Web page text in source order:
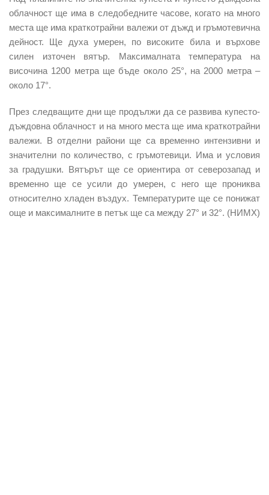
облачност ще има в следобедните часове, когато на много
места ще има краткотрайни валежи от дъжд и гръмотевична
дейност. Ще духа умерен, по високите била и върхове
силен източен вятър. Максималната температура на
височина 1200 метра ще бъде около 25°, на 2000 метра –
около 17°.
През следващите дни ще продължи да се развива купесто-
дъждовна облачност и на много места ще има краткотрайни
валежи. В отделни райони ще са временно интензивни и
значителни по количество, с гръмотевици. Има и условия
за градушки. Вятърът ще се ориентира от северозапад и
временно ще се усили до умерен, с него ще прониква
относително хладен въздух. Температурите ще се понижат
още и максималните в петък ще са между 27° и 32°. (НИМХ)